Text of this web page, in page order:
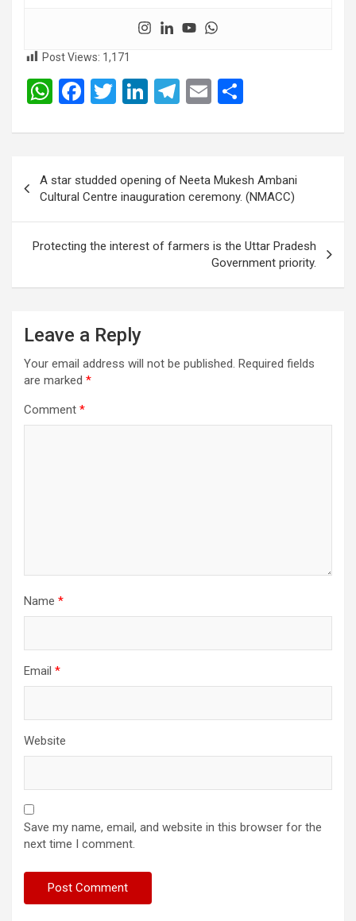
Post Views: 1,171
W
at
A
p
p
F
ce
b
o
o
k
T
tt
Li
ke
n
T
e
gr
a
m
E
ail ar
e
navigation
A star studded opening of Neeta Mukesh Ambani
Cultural Centre inauguration ceremony. (NMACC)
Protecting the interest of farmers is the Uttar Pradesh
Government priority.
Leave a Reply
Your email address will not be published. Required fields
are marked *
Comment *
Name *
Email *
Website
Save my name, email, and website in this browser for the
next time I comment.